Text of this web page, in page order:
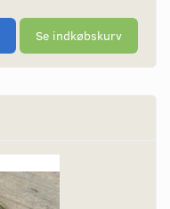
Se indkøbskurv